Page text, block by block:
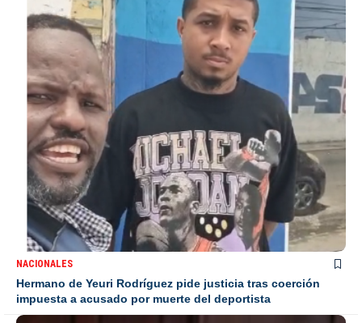
NACIONALES
Hermano de Yeuri Rodríguez pide justicia tras coerción
impuesta a acusado por muerte del deportista